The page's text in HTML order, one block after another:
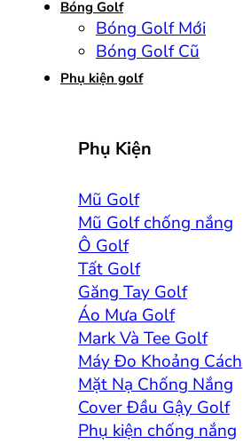
Bóng Golf
Bóng Golf Mới
Bóng Golf Cũ
Phụ kiện golf
Phụ Kiện
Mũ Golf
Mũ Golf chống nắng
Ô Golf
Tất Golf
Găng Tay Golf
Áo Mưa Golf
Mark Và Tee Golf
Máy Đo Khoảng Cách
Mặt Nạ Chống Nắng
Cover Đầu Gậy Golf
Phụ kiện chống nắng